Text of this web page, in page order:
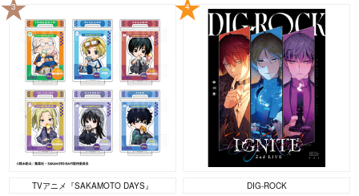
3
TVアニメ『SAKAMOTO DAYS』
4
DIG-ROCK